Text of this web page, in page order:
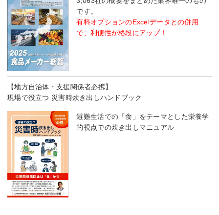
です。
有料オプションのExcelデータとの併用
で、利便性が格段にアップ！
【地方自治体・支援関係者必携】
現場で役立つ 災害時炊き出しハンドブック
避難生活での「食」をテーマとした栄養学
的視点での炊き出しマニュアル